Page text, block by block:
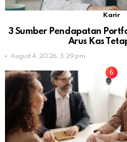
Karir
3 Sumber Pendapatan
Arus Kas
August 4, 2026, 3:29 pm